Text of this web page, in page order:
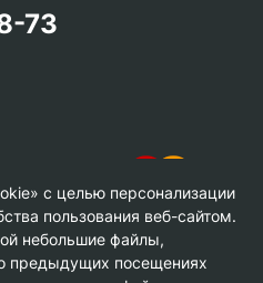
73
с целью персонализации
пользования веб-сайтом.
небольшие файлы,
посещениях